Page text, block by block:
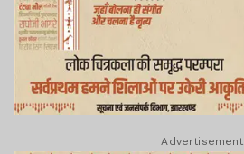
Advertisement